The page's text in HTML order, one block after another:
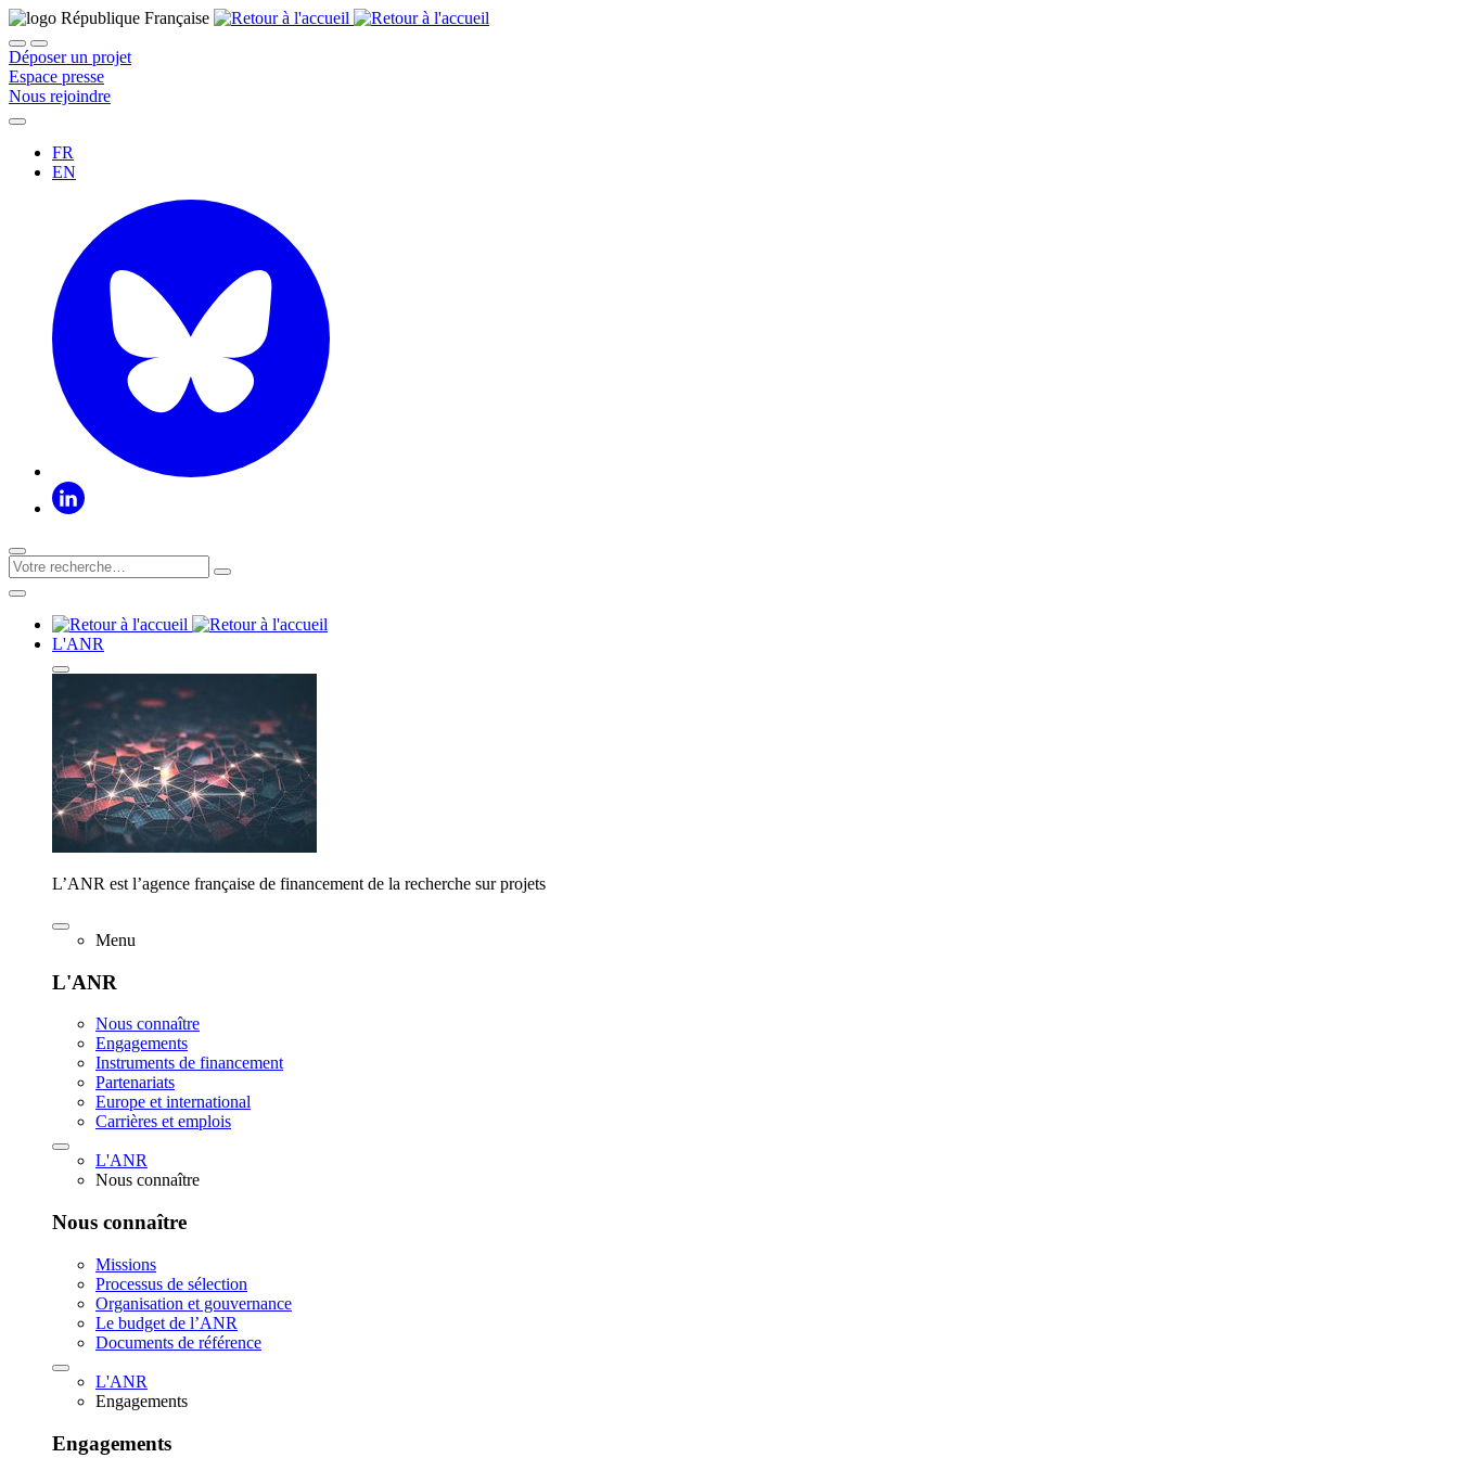
Déposer un projet
Espace presse
Nous rejoindre
FR
EN
L'ANR
L’ANR est l’agence française de financement de la recherche sur projets
Menu
L'ANR
Nous connaître
Engagements
Instruments de financement
Partenariats
Europe et international
Carrières et emplois
L'ANR
Nous connaître
Nous connaître
Missions
Processus de sélection
Organisation et gouvernance
Le budget de l’ANR
Documents de référence
L'ANR
Engagements
Engagements